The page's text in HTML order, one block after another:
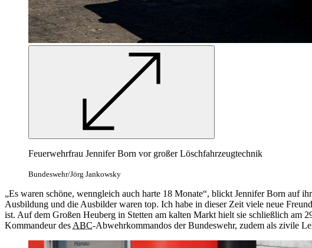
Feuerwehrfrau Jennifer Born vor großer Löschfahrzeugtechnik
Bundeswehr/Jörg Jankowsky
„Es waren schöne, wenngleich auch harte 18 Monate“, blickt Jennifer Born auf
Ausbildung und die Ausbilder waren top. Ich habe in dieser Zeit viele neue
ist. Auf dem Großen Heuberg in Stetten am kalten Markt hielt sie schließlich am
Kommandeur des ABC-Abwehrkommandos der Bundeswehr, zudem als zivile